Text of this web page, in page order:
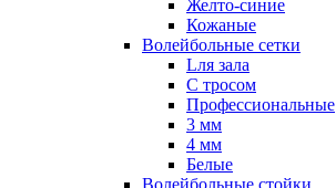
Желто-синие
Кожаные
Волейбольные сетки
Lля зала
C тросом
Профессиональные
3 мм
4 мм
Белые
Волейбольные стойки